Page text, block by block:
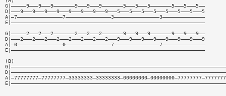
G|—————9———9———9———————9———9———9———————5———5———5———————5———5———5——
D|———9———9———9———9———9———9———9———9———5———5———5———5———5———5———5———5
A|—7———————————————7———————————————3———————————————3——————————————
E|————————————————————————————————————————————————————————————————
G|—————2———2———2———————2———2———2———————9———9———9———————9———9———9——
D|———2———2———2———2———2———2———2———2———9———9———9———9———9———9———9———9
A|—0———————————————0———————————————7———————————————7——————————————
E|————————————————————————————————————————————————————————————————
(B)